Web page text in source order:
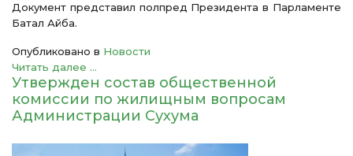
Документ представил полпред Президента в Парламенте
Батал Айба.
Опубликовано в Новости
Читать далее ...
Утвержден состав общественной
комиссии по жилищным вопросам
Администрации Сухума